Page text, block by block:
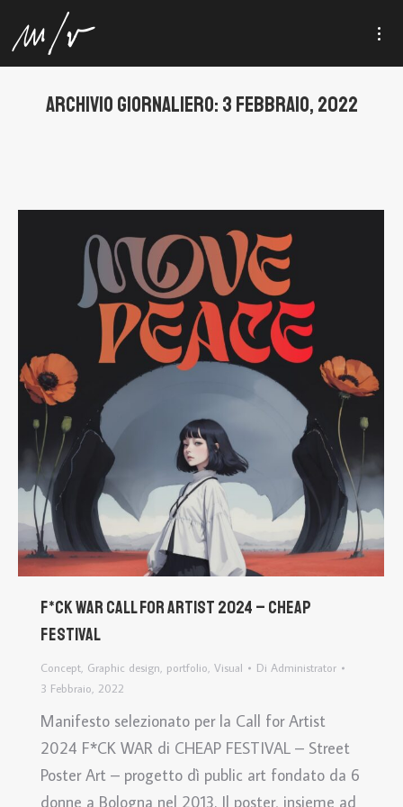
ARCHIVIO GIORNALIERO: 3 FEBBRAIO, 2022
F*CK WAR call for artist 2024 – CHEAP
Festival
Concept Graphic design portfolio Visual Di Administrator
3 Febbraio, 2022
Manifesto selezionato per la Call for Artist
2024 F*CK WAR di CHEAP FESTIVAL – Street
Poster Art – progetto dì public art fondato da 6
donne a Bologna nel 2013. Il poster, insieme ad